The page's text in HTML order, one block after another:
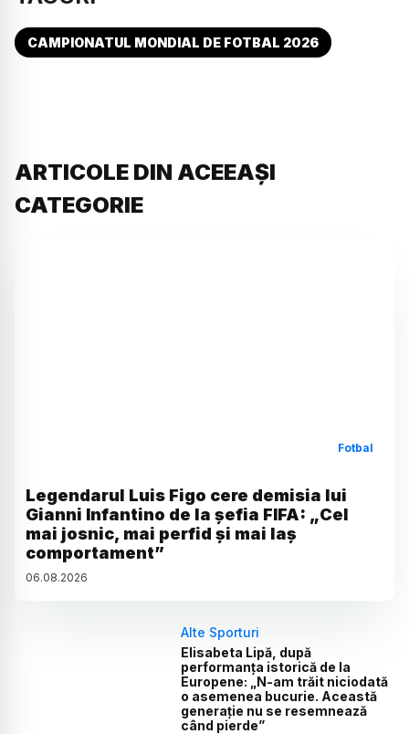
CAMPIONATUL MONDIAL DE FOTBAL 2026
ARTICOLE DIN ACEEAȘI
CATEGORIE
Fotbal
Legendarul Luis Figo cere demisia lui
Gianni Infantino de la șefia FIFA: „Cel
mai josnic, mai perfid și mai laș
comportament”
06.08.2026
Alte Sporturi
Elisabeta Lipă, după
performanța istorică de la
Europene: „N-am trăit niciodată
o asemenea bucurie. Această
generație nu se resemnează
când pierde”